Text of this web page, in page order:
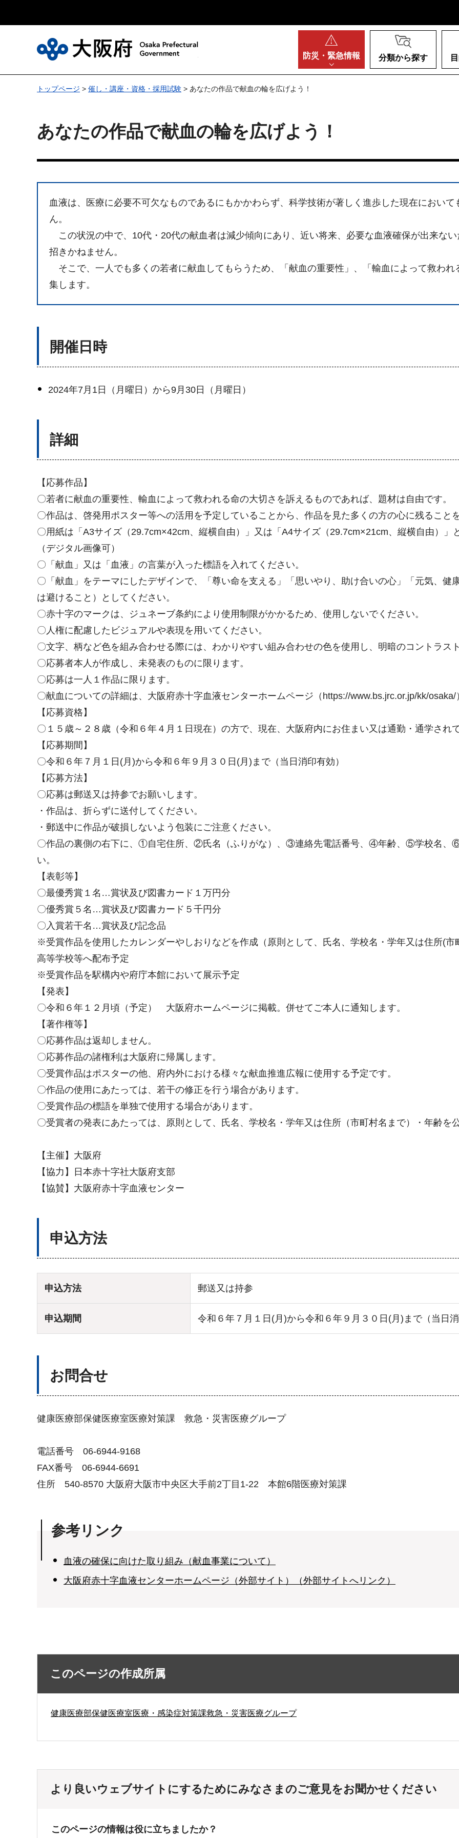
防災・ 緊急情報 分類から探す
トップページ > 催し・講座・資格・採用試験 > あなたの作品で献血の輪を広げよう！
あなたの作品で献血の輪を広げよう！
血液は、医療に必要不可欠なものであるにもかかわらず、科学技術が著しく進歩した現在におい
ん。
この状況の中で、10代・20代の献血者は減少傾向にあり、近い将来、必要な血液確保が出来な
招きかねません。
そこで、一人でも多くの若者に献血してもらうため、「献血の重要性」、「輸血によって救わ
集します。
開催日時
2024年7月1日（月曜日）から9月30日（月曜日）
詳細
【応募作品】
〇若者に献血の重要性、輸血によって救われる命の大切さを訴えるものであれば、題材は自由です。
〇作品は、啓発用ポスター等への活用を予定していることから、作品を見た多くの方の心に残ること
〇用紙は「A3サイズ（29.7cm×42cm、縦横自由）」又は「A4サイズ（29.7cm×21cm、縦横自由）」
（デジタル画像可）
〇「献血」又は「血液」の言葉が入った標語を入れてください。
〇「献血」をテーマにしたデザインで、「尊い命を支える」「思いやり、助け合いの心」「元気、健
は避けること）としてください。
〇赤十字のマークは、ジュネーブ条約により使用制限がかかるため、使用しないでください。
〇人権に配慮したビジュアルや表現を用いてください。
〇文字、柄など色を組み合わせる際には、わかりやすい組み合わせの色を使用し、明暗のコントラス
〇応募者本人が作成し、未発表のものに限ります。
〇応募は一人１作品に限ります。
〇献血についての詳細は、大阪府赤十字血液センターホームページ（https://www.bs.jrc.or.jp/kk/osaka/
【応募資格】
〇１５歳～２８歳（令和６年４月１日現在）の方で、現在、大阪府内にお住まい又は通勤・通学され
【応募期間】
〇令和６年７月１日(月)から令和６年９月３０日(月)まで（当日消印有効）
【応募方法】
〇応募は郵送又は持参でお願いします。
・作品は、折らずに送付してください。
・郵送中に作品が破損しないよう包装にご注意ください。
〇作品の裏側の右下に、①自宅住所、②氏名（ふりがな）、③連絡先電話番号、④年齢、⑤学校名、
い。
【表彰等】
〇最優秀賞１名…賞状及び図書カード１万円分
〇優秀賞５名…賞状及び図書カード５千円分
〇入賞若干名…賞状及び記念品
※受賞作品を使用したカレンダーやしおりなどを作成（原則として、氏名、学校名・学年又は住所(
高等学校等へ配布予定
※受賞作品を駅構内や府庁本館において展示予定
【発表】
〇令和６年１２月頃（予定） 大阪府ホームページに掲載。併せてご本人に通知します。
【著作権等】
〇応募作品は返却しません。
〇応募作品の諸権利は大阪府に帰属します。
〇受賞作品はポスターの他、府内外における様々な献血推進広報に使用する予定です。
〇作品の使用にあたっては、若干の修正を行う場合があります。
〇受賞作品の標語を単独で使用する場合があります。
〇受賞者の発表にあたっては、原則として、氏名、学校名・学年又は住所（市町村名まで）・年齢を
【主催】大阪府
【協力】日本赤十字社大阪府支部
【協賛】大阪府赤十字血液センター
申込方法
申込方法 郵送又は持参
申込期間 令和６年７月１日(月)から令和６年９月３０日(月)まで（当日消
お問合せ
健康医療部保健医療室医療対策課 救急・災害医療グループ
電話番号 06-6944-9168
FAX番号 06-6944-6691
住所 540-8570 大阪府大阪市中央区大手前2丁目1-22 本館6階医療対策課
参考リンク
血液の確保に向けた取り組み（献血事業について）
大阪府赤十字血液センターホームページ（外部サイト）（外部サイトへリンク）
このページの作成所属
健康医療部保健医療室医療・感染症対策課救急・災害医療グループ
より良いウェブサイトにするためにみなさまのご意見をお聞かせください
このページの情報は役に立ちましたか？